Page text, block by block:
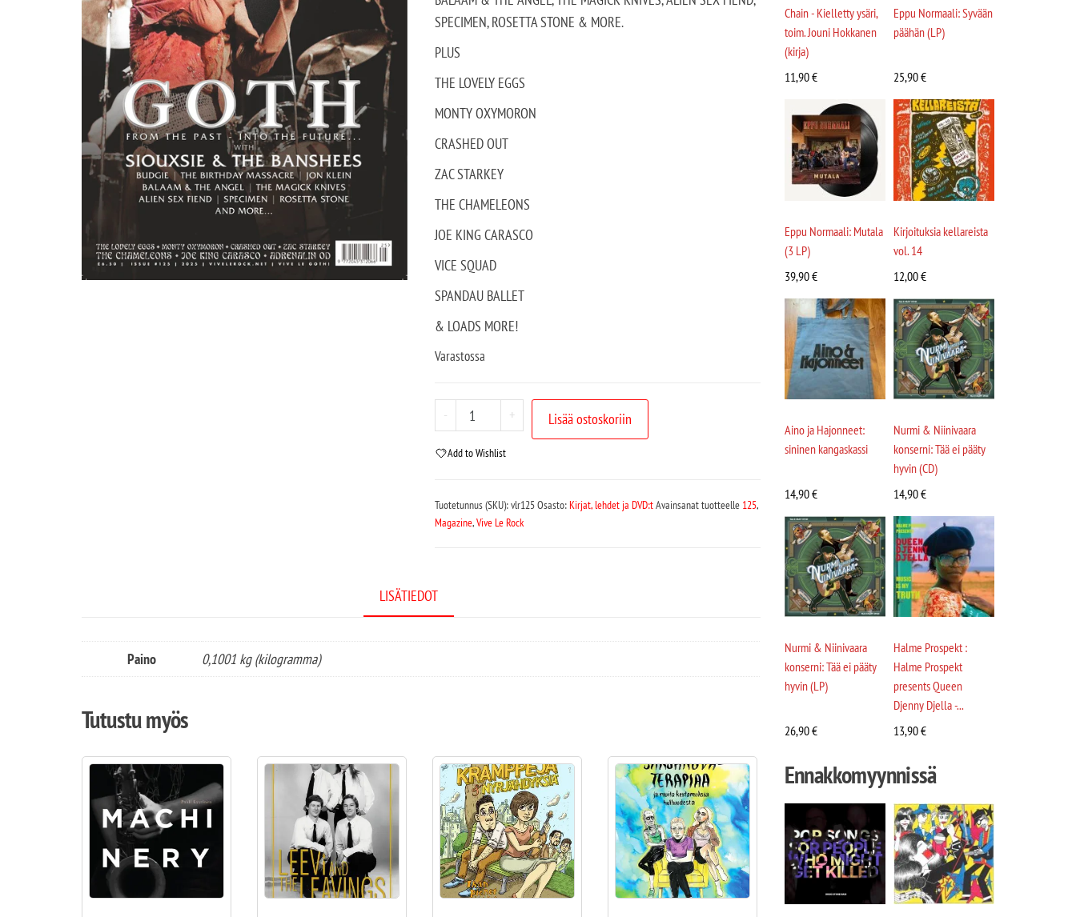
SPECIMEN, ROSETTA STONE & MORE.
PLUS
THE LOVELY EGGS
MONTY OXYMORON
CRASHED OUT
ZAC STARKEY
THE CHAMELEONS
JOE KING CARASCO
VICE SQUAD
SPANDAU BALLET
& LOADS MORE!
Varastossa
- + Lisää ostoskoriin
Add to Wishlist
Tuotetunnus (SKU):vlr125Osasto:Kirjat, lehdet ja DVD:tAvainsanat tuotteelle 125,
Magazine,Vive Le Rock
LISÄTIEDOT
Paino 0,1001 kg (kilogramma)
Tutustu myös
Chain - Kielletty ysäri,
toim. Jouni Hokkanen
(kirja)
11,90€
Eppu Normaali: Syvään
päähän (LP)
25,90€
Eppu Normaali: Mutala
(3 LP)
39,90€
Kirjoituksia kellareista
vol. 14
12,00€
Aino ja Hajonneet:
sininen kangaskassi
14,90€
Nurmi & Niinivaara
konserni: Tää ei pääty
hyvin (CD)
14,90€
Nurmi & Niinivaara
konserni: Tää ei pääty
hyvin (LP)
26,90€
Halme Prospekt :
Halme Prospekt
presents Queen
Djenny Djella -...
13,90€
Ennakkomyynnissä